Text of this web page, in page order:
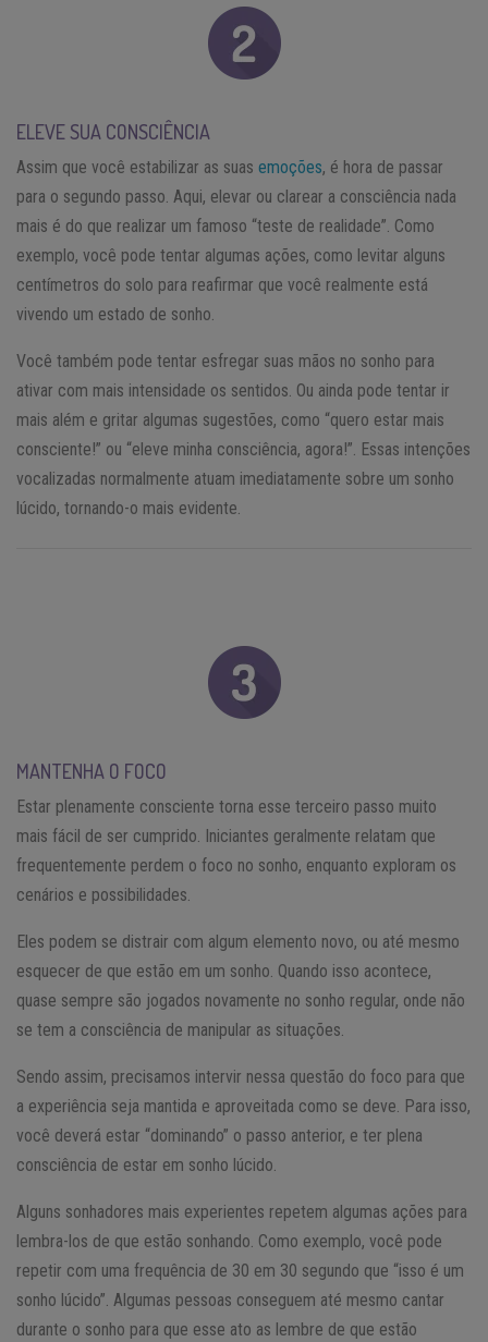
ELEVE SUA CONSCIÊNCIA
Assim que você estabilizar as suas emoções, é hora de passar
para o segundo passo. Aqui, elevar ou clarear a consciência nada
mais é do que realizar um famoso “teste de realidade”. Como
exemplo, você pode tentar algumas ações, como levitar alguns
centímetros do solo para reafirmar que você realmente está
vivendo um estado de sonho.
Você também pode tentar esfregar suas mãos no sonho para
ativar com mais intensidade os sentidos. Ou ainda pode tentar ir
mais além e gritar algumas sugestões, como “quero estar mais
consciente!” ou “eleve minha consciência, agora!”. Essas intenções
vocalizadas normalmente atuam imediatamente sobre um sonho
lúcido, tornando-o mais evidente.
MANTENHA O FOCO
Estar plenamente consciente torna esse terceiro passo muito
mais fácil de ser cumprido. Iniciantes geralmente relatam que
frequentemente perdem o foco no sonho, enquanto exploram os
cenários e possibilidades.
Eles podem se distrair com algum elemento novo, ou até mesmo
esquecer de que estão em um sonho. Quando isso acontece,
quase sempre são jogados novamente no sonho regular, onde não
se tem a consciência de manipular as situações.
Sendo assim, precisamos intervir nessa questão do foco para que
a experiência seja mantida e aproveitada como se deve. Para isso,
você deverá estar “dominando” o passo anterior, e ter plena
consciência de estar em sonho lúcido.
Alguns sonhadores mais experientes repetem algumas ações para
lembra-los de que estão sonhando. Como exemplo, você pode
repetir com uma frequência de 30 em 30 segundo que “isso é um
sonho lúcido”. Algumas pessoas conseguem até mesmo cantar
durante o sonho para que esse ato as lembre de que estão